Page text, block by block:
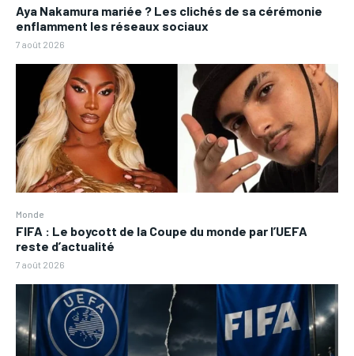
Aya Nakamura mariée ? Les clichés de sa cérémonie
enflamment les réseaux sociaux
7 août 2026
Monde
FIFA : Le boycott de la Coupe du monde par l’UEFA
reste d’actualité
7 août 2026